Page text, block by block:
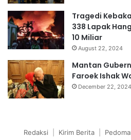
Tragedi
338 Lapak
10 Miliar
August 22, 2024
Mantan
Faroek Ishak
December 22, 2024
Redaksi Kirim Berita